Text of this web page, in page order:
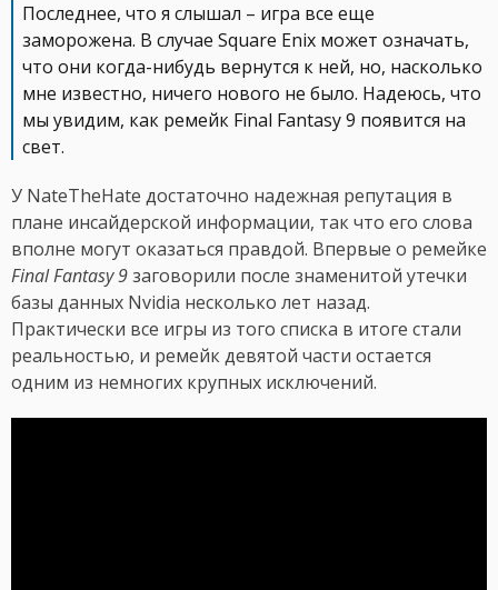
Последнее, что я слышал – игра все еще
заморожена. В случае Square Enix может означать,
что они когда-нибудь вернутся к ней, но, насколько
мне известно, ничего нового не было. Надеюсь, что
мы увидим, как ремейк Final Fantasy 9 появится на
свет.
У NateTheHate достаточно надежная репутация в
плане инсайдерской информации, так что его слова
вполне могут оказаться правдой. Впервые о ремейке
Final Fantasy 9заговорили после знаменитой утечки
базы данных Nvidia несколько лет назад.
Практически все игры из того списка в итоге стали
реальностью, и ремейк девятой части остается
одним из немногих крупных исключений.